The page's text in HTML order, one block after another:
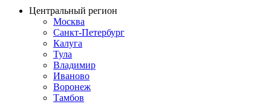
Центральный регион
Москва
Санкт-Петербург
Калуга
Тула
Владимир
Иваново
Воронеж
Тамбов